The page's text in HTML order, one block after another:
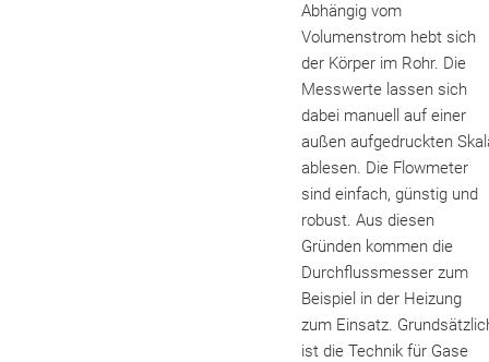
Abhängig vom
Volumenstrom hebt sich
der Körper im Rohr. Die
Messwerte lassen sich
dabei manuell auf einer
außen aufgedruckten
ablesen. Die Flowmeter
sind einfach, günstig und
robust. Aus diesen
Gründen kommen die
Durchflussmesser zum
Beispiel in der Heizung
zum Einsatz.
ist die Technik für Gase